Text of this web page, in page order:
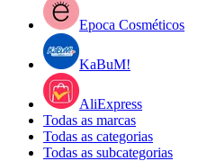
Epoca Cosméticos
KaBuM!
AliExpress
Todas as marcas
Todas as categorias
Todas as subcategorias